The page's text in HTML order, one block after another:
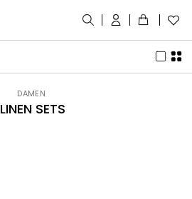
DAMEN
LINEN SETS